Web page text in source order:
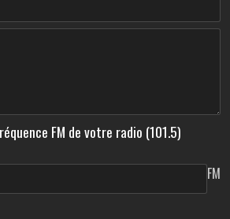
FM de votre radio (101.5)
FM